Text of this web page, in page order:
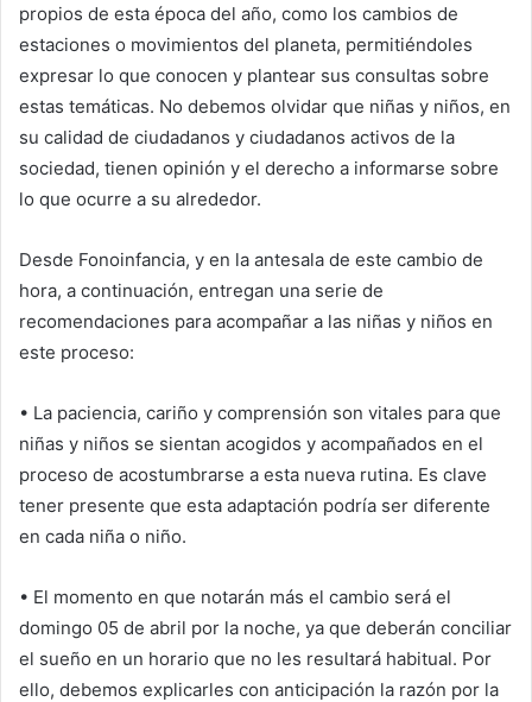
propios de esta época del año, como los cambios de
estaciones o movimientos del planeta, permitiéndoles
expresar lo que conocen y plantear sus consultas sobre
estas temáticas. No debemos olvidar que niñas y niños, en
su calidad de ciudadanos y ciudadanos activos de la
sociedad, tienen opinión y el derecho a informarse sobre
lo que ocurre a su alrededor.
Desde Fonoinfancia, y en la antesala de este cambio de
hora, a continuación, entregan una serie de
recomendaciones para acompañar a las niñas y niños en
este proceso:
• La paciencia, cariño y comprensión son vitales para que
niñas y niños se sientan acogidos y acompañados en el
proceso de acostumbrarse a esta nueva rutina. Es clave
tener presente que esta adaptación podría ser diferente
en cada niña o niño.
• El momento en que notarán más el cambio será el
domingo 05 de abril por la noche, ya que deberán conciliar
el sueño en un horario que no les resultará habitual. Por
ello, debemos explicarles con anticipación la razón por la